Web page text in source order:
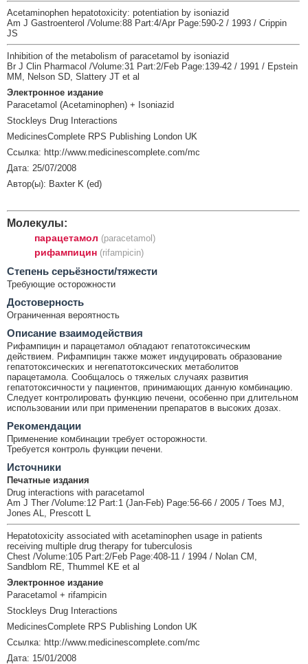
Acetaminophen hepatotoxicity: potentiation by isoniazid
Am J Gastroenterol /Volume:88 Part:4/Apr Page:590-2 / 1993 / Crippin
JS
Inhibition of the metabolism of paracetamol by isoniazid
Br J Clin Pharmacol /Volume:31 Part:2/Feb Page:139-42 / 1991 / Epstein
MM, Nelson SD, Slattery JT et al
Электронное издание
Paracetamol (Acetaminophen) + Isoniazid
Stockleys Drug Interactions
MedicinesComplete RPS Publishing London UK
Ссылка: http://www.medicinescomplete.com/mc
Дата: 25/07/2008
Автор(ы): Baxter K (ed)
Молекулы:
парацетамол (paracetamol)
рифампицин (rifampicin)
Cтепень серьёзности/тяжести
Требующие осторожности
Достоверность
Ограниченная вероятность
Описание взаимодействия
Рифампицин и парацетамол обладают гепатотоксическим
действием. Рифампицин также может индуцировать образование
гепатотоксических и негепатотоксических метаболитов
парацетамола. Сообщалось о тяжелых случаях развития
гепатотоксичности у пациентов, принимающих данную комбинацию.
Следует контролировать функцию печени, особенно при длительном
использовании или при применении препаратов в высоких дозах.
Рекомендации
Применение комбинации требует осторожности.
Требуется контроль функции печени.
Источники
Печатные издания
Drug interactions with paracetamol
Am J Ther /Volume:12 Part:1 (Jan-Feb) Page:56-66 / 2005 / Toes MJ,
Jones AL, Prescott L
Hepatotoxicity associated with acetaminophen usage in patients
receiving multiple drug therapy for tuberculosis
Chest /Volume:105 Part:2/Feb Page:408-11 / 1994 / Nolan CM,
Sandblom RE, Thummel KE et al
Электронное издание
Paracetamol + rifampicin
Stockleys Drug Interactions
MedicinesComplete RPS Publishing London UK
Ссылка: http://www.medicinescomplete.com/mc
Дата: 15/01/2008